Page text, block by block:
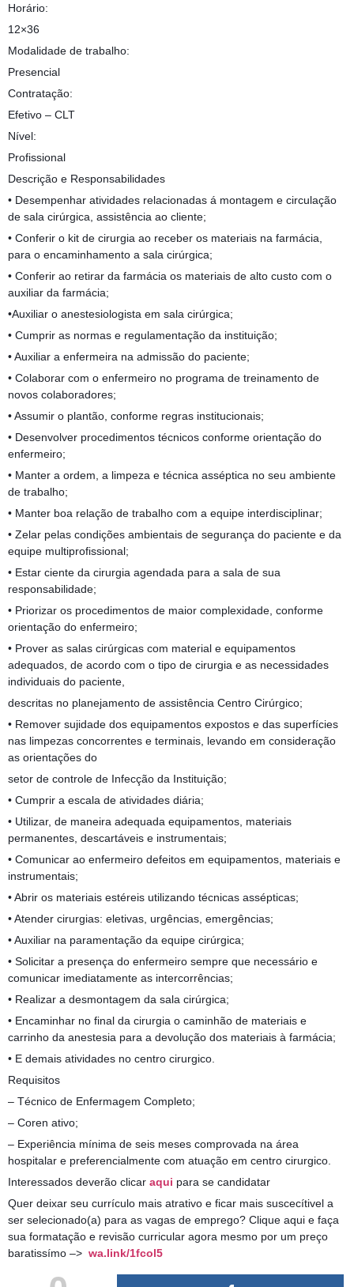
Horário:
12×36
Modalidade de trabalho:
Presencial
Contratação:
Efetivo – CLT
Nível:
Profissional
Descrição e Responsabilidades
• Desempenhar atividades relacionadas á montagem e circulação
de sala cirúrgica, assistência ao cliente;
• Conferir o kit de cirurgia ao receber os materiais na farmácia,
para o encaminhamento a sala cirúrgica;
• Conferir ao retirar da farmácia os materiais de alto custo com o
auxiliar da farmácia;
•Auxiliar o anestesiologista em sala cirúrgica;
• Cumprir as normas e regulamentação da instituição;
• Auxiliar a enfermeira na admissão do paciente;
• Colaborar com o enfermeiro no programa de treinamento de
novos colaboradores;
• Assumir o plantão, conforme regras institucionais;
• Desenvolver procedimentos técnicos conforme orientação do
enfermeiro;
• Manter a ordem, a limpeza e técnica asséptica no seu ambiente
de trabalho;
• Manter boa relação de trabalho com a equipe interdisciplinar;
• Zelar pelas condições ambientais de segurança do paciente e da
equipe multiprofissional;
• Estar ciente da cirurgia agendada para a sala de sua
responsabilidade;
• Priorizar os procedimentos de maior complexidade, conforme
orientação do enfermeiro;
• Prover as salas cirúrgicas com material e equipamentos
adequados, de acordo com o tipo de cirurgia e as necessidades
individuais do paciente,
descritas no planejamento de assistência Centro Cirúrgico;
• Remover sujidade dos equipamentos expostos e das superfícies
nas limpezas concorrentes e terminais, levando em consideração
as orientações do
setor de controle de Infecção da Instituição;
• Cumprir a escala de atividades diária;
• Utilizar, de maneira adequada equipamentos, materiais
permanentes, descartáveis e instrumentais;
• Comunicar ao enfermeiro defeitos em equipamentos, materiais e
instrumentais;
• Abrir os materiais estéreis utilizando técnicas assépticas;
• Atender cirurgias: eletivas, urgências, emergências;
• Auxiliar na paramentação da equipe cirúrgica;
• Solicitar a presença do enfermeiro sempre que necessário e
comunicar imediatamente as intercorrências;
• Realizar a desmontagem da sala cirúrgica;
• Encaminhar no final da cirurgia o caminhão de materiais e
carrinho da anestesia para a devolução dos materiais à farmácia;
• E demais atividades no centro cirurgico.
Requisitos
– Técnico de Enfermagem Completo;
– Coren ativo;
– Experiência mínima de seis meses comprovada na área
hospitalar e preferencialmente com atuação em centro cirurgico.
Interessados deverão clicar aqui para se candidatar
Quer deixar seu currículo mais atrativo e ficar mais suscecítivel a
ser selecionado(a) para as vagas de emprego? Clique aqui e faça
sua formatação e revisão curricular agora mesmo por um preço
baratissímo –> wa.link/1fcol5